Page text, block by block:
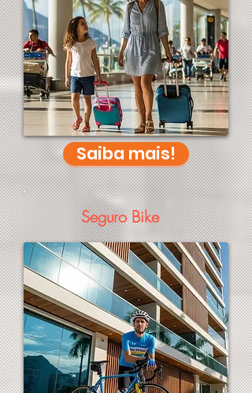
Saiba mais!
Seguro Bike